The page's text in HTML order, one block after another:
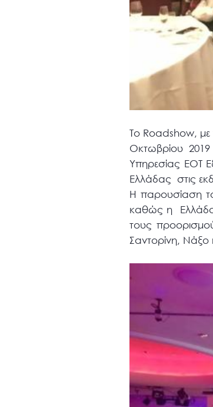
Το Roadshow,
Οκτωβρίου
Υπηρεσίας ΕΟΤ
Ελλάδας στις
Η παρουσίαση
καθώς η Ελλάδα
τους
Σαντορίνη, Νάξο